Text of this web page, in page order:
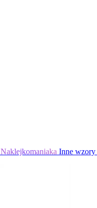
Naklejkomaniaka Inne wzory